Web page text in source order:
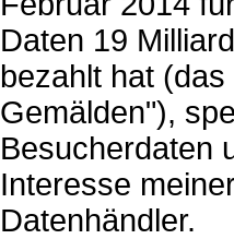
Daten 19
bezahlt hat
Gemälden"),
Besucherdaten
Interesse
Datenhändler.